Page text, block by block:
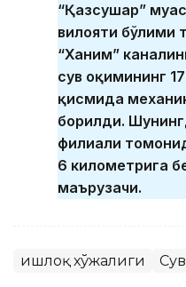
“Қазсушар”
вилояти бўлими
“Ханим”
сув оқимининг
қисмида
борилди.
филиали
6 километрига
маърузачи.
Қишлоқ хўжалиги Сув